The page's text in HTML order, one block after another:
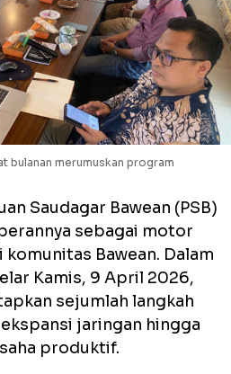
bulanan merumuskan program
Saudagar Bawean (PSB)
sebagai motor
Bawean. Dalam
Kamis, 9 April 2026,
sejumlah langkah
jaringan hingga
produktif.